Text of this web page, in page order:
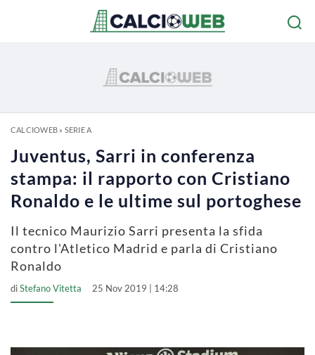
CALCIOWEB» SERIE A
Juventus, Sarri in conferenza
stampa: il rapporto con Cristiano
Ronaldo e le ultime sul portoghese
Il tecnico Maurizio Sarri presenta la sfida
contro l'Atletico Madrid e parla di Cristiano
Ronaldo
diStefano Vitetta 25 Nov 2019 | 14:28